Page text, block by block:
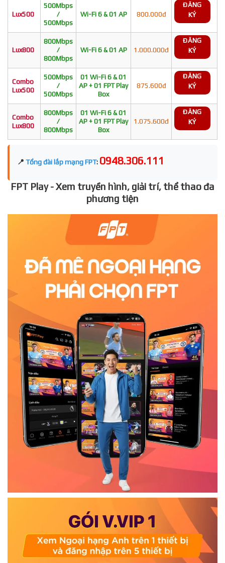
Lux500
500Mbps
/
500Mbps
Wi-Fi 6 & 01 AP 800.000đ
ĐĂNG
KÝ
Lux800
800Mbps
/
800Mbps
Wi-Fi 6 & 01 AP 1.000.000đ
ĐĂNG
KÝ
Combo
Lux500
500Mbps
/
500Mbps
01 Wi-Fi 6 & 01
AP + 01 FPT Play
Box
875.600đ
ĐĂNG
KÝ
Combo
Lux800
800Mbps
/
800Mbps
01 Wi-Fi 6 & 01
AP + 01 FPT Play
Box
1.075.600đ
ĐĂNG
KÝ
📍 Tổng đài lắp mạng FPT: 0948.306.111
FPT Play - Xem truyền hình, giải trí, thể thao đa
phương tiện